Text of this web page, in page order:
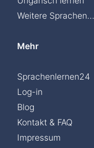
Weitere Sprachen...
Mehr
Sprachenlernen24
Log-in
Blog
Kontakt & FAQ
Impressum